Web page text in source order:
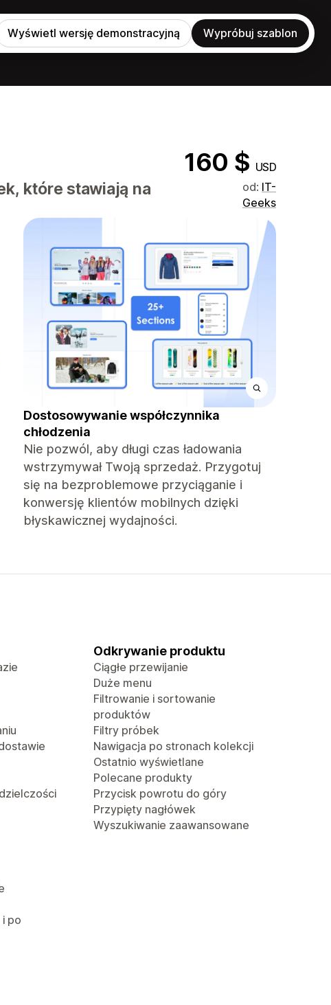
Wyświetl wersję demonstracyjną Wypróbuj szablon
160 $ USD
które stawiają na
od: IT-
Geeks
Dostosowywanie współczynnika
chłodzenia
Nie pozwól, aby długi czas ładowania
wstrzymywał Twoją sprzedaż. Przygotuj
się na bezproblemowe przyciąganie i
konwersję klientów mobilnych dzięki
błyskawicznej wydajności.
po
Odkrywanie produktu
Ciągłe przewijanie
Duże menu
Filtrowanie i sortowanie
produktów
Filtry próbek
Nawigacja po stronach kolekcji
Ostatnio wyświetlane
Polecane produkty
Przycisk powrotu do góry
Przypięty nagłówek
Wyszukiwanie zaawansowane